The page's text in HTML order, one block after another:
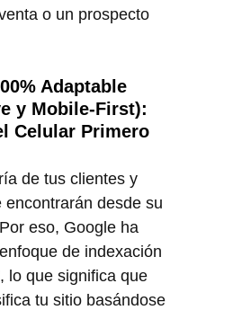
o un prospecto
Adaptable
y Mobile-First):
Celular Primero
de tus clientes y
encontrarán desde su
eso, Google ha
de indexación
lo que significa que
tu sitio basándose